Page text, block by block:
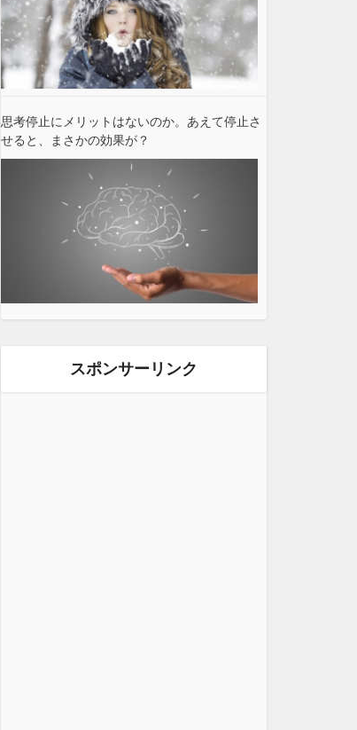
思考停止にメリットはないのか。あえて停止さ
せると、まさかの効果が？
スポンサーリンク